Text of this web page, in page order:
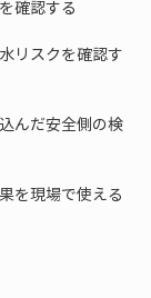
リスクを確認す
んだ安全側の検
を現場で使える